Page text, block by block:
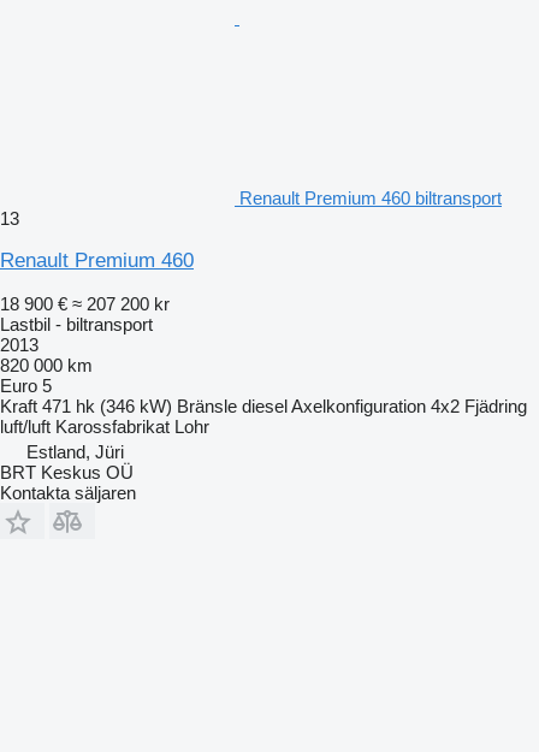
Renault Premium 460 biltransport
13
Renault Premium 460
18 900 € ≈ 207 200 kr
Lastbil - biltransport
2013
820 000 km
Euro 5
Kraft 471 hk (346 kW) Bränsle dieselAxelkonfiguration 4x2 Fjädring
luft/luft Karossfabrikat Lohr
Estland, Jüri
BRT Keskus OÜ
Kontakta säljaren